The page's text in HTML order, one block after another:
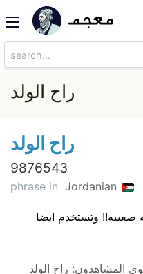
راح الولد
راح الولد
9876543
phrase in Jordanian
صعيبه!! وتستخدم ايضا
المشاهدون: راح الولد